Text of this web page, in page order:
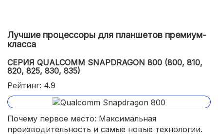
Лучшие процессоры для планшетов премиум-
класса
СЕРИЯ QUALCOMM SNAPDRAGON 800 (800, 810,
820, 825, 830, 835)
Рейтинг: 4.9
Почему первое место: Максимальная
производительность и самые новые технологии.